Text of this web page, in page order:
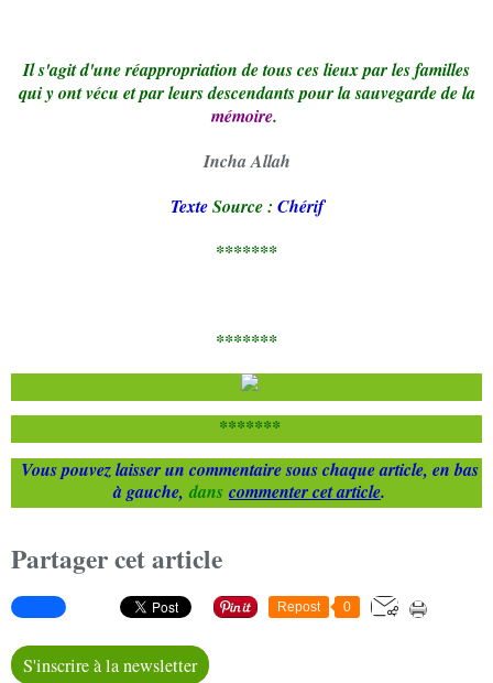
Il s'agit d'une réappropriation de tous ces lieux par les familles
qui y ont vécu et par leurs descendants pour la sauvegarde de la
mémoire.
Incha Allah
TexteSource : Chérif
*******
*******
*******
Vous pouvez laisser un commentaire sous chaque article, en bas
à gauche, dans commenter cet article.
Partager cet article
Repost 0
S'inscrire à la newsletter